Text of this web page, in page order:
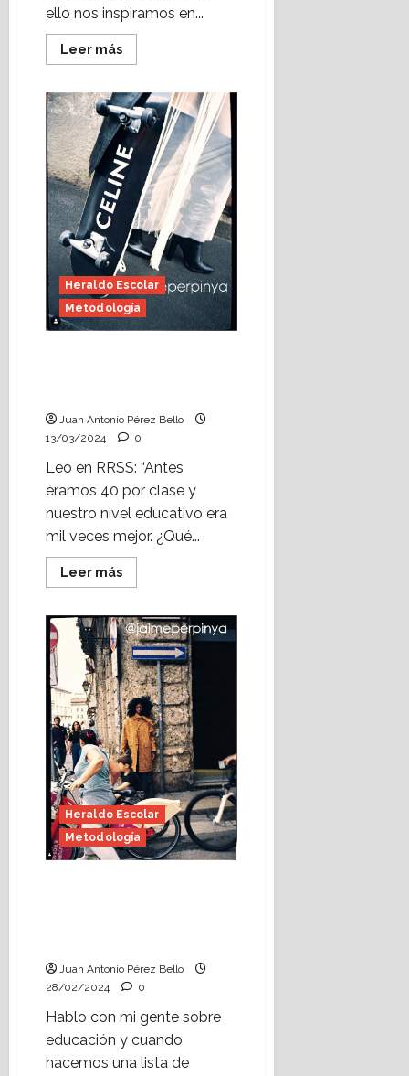
ello nos inspiramos en...
Leer másLeer
más
En
buenas
manos
(I)
(Heraldo
Escolar)
Foto:
Jaime
Perpinyà
Heraldo Escolar
Metodología
Juan Antonio Pérez Bello
13/03/2024
0
Leo en RRSS: “Antes
éramos 40 por clase y
nuestro nivel educativo era
mil veces mejor. ¿Qué...
Leer másLeer
más
La
sociedad
de
la
verdad
(Heraldo
Escolar)
Foto:
Jaime
Perpinyà
Heraldo Escolar
Metodología
Juan Antonio Pérez Bello
28/02/2024
0
Hablo con mi gente sobre
educación y cuando
hacemos una lista de